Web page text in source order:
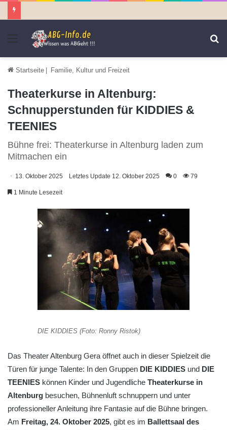
Menü
Startseite | Familie, Kultur und Freizeit
Theaterkurse in Altenburg:
Schnupperstunden für KIDDIES &
TEENIES
Bühne frei: Theaterkurse in Altenburg laden zum
Mitmachen ein
13. Oktober 2025 Letztes Update 12. Oktober 2025 0 79
1 Minute Lesezeit
DIE KIDDIES (Foto: Ronny Ristok)
Das Theater Altenburg Gera öffnet auch in dieser Spielzeit die
Türen für junge Talente: In den Gruppen DIE KIDDIES und DIE
TEENIES können Kinder und Jugendliche Theaterkurse in
Altenburg besuchen, Bühnenluft schnuppern und unter
professioneller Anleitung ihre Fantasie auf die Bühne bringen.
Am Freitag, 24. Oktober 2025, gibt es im Ballettsaal des